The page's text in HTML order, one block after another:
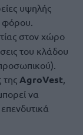
υψηλής
φόρου.
στον χώρο
του κλάδου
της AgroVest,
να